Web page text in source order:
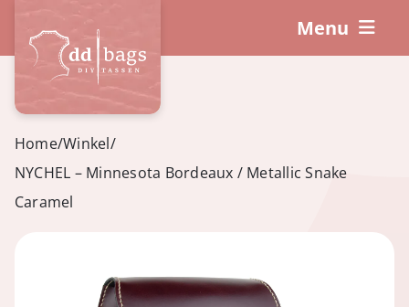
naar
inhoud
Menu
DIY-Pakketten
Hoe werkt het?
Workshops
Home/Winkel/
NYCHEL – Minnesota Bordeaux / Metallic Snake
Caramel